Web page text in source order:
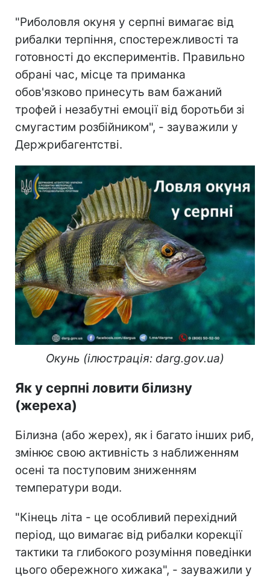
"Риболовля окуня у серпні вимагає від
рибалки терпіння, спостережливості та
готовності до експериментів. Правильно
обрані час, місце та приманка
обов'язково принесуть вам бажаний
трофей і незабутні емоції від боротьби зі
смугастим розбійником", - зауважили у
Держрибагентстві.
Окунь (ілюстрація: darg.gov.ua)
Як у серпні ловити білизну
(жереха)
Білизна (або жерех), як і багато інших риб,
змінює свою активність з наближенням
осені та поступовим зниженням
температури води.
"Кінець літа - це особливий перехідний
період, що вимагає від рибалки корекції
тактики та глибокого розуміння поведінки
цього обережного хижака", - зауважили у